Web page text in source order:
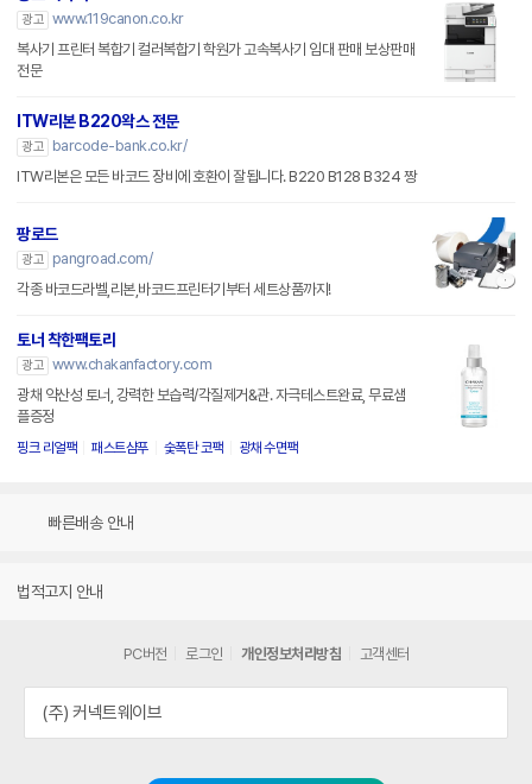
광고 www.119canon.co.kr
복사기 프린터 복합기 컬러복합기 학원가 고속복사기 임대 판매 보상판매
전문
ITW리본 B220왁스 전문
광고
barcode-bank.co.kr/
ITW리본은 모든 바코드 장비에 호환이 잘됩니다. B220 B128 B324 짱
팡로드
광고
pangroad.com/
각종 바코드라벨,리본,바코드프린터기부터 세트상품까지!
토너 착한팩토리
광고 www.chakanfactory.com
광채 약산성 토너, 강력한 보습력/각질제거&관. 자극테스트완료, 무료샘
플증정
핑크 리얼팩 패스트샴푸 숯폭탄 코팩 광채 수면팩
빠른배송 안내
법적고지 안내
PC버전 로그인 개인정보처리방침 고객센터
(주) 커넥트웨이브